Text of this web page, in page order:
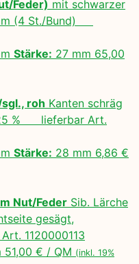
Feder) mit schwarzer
(4 St./Bund)
Stärke: 27 mm 65,00
roh Kanten schräg
25 % lieferbar Art.
Stärke: 28 mm 6,86 €
Nut/Feder Sib. Lärche
gesägt,
1120000113
51,00 € / QM (inkl. 19%